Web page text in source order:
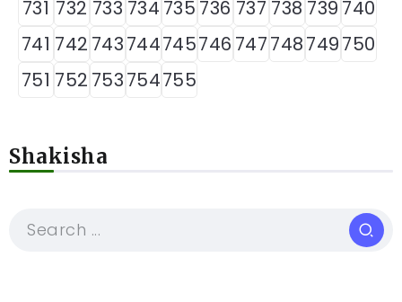
731 732 733 734 735 736 737 738 739 740
741 742 743744745746 747748749750
751 752 753754755
Shakisha